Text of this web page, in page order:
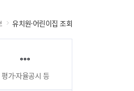
유치원·어린이집 조회
평가·자율공시 등